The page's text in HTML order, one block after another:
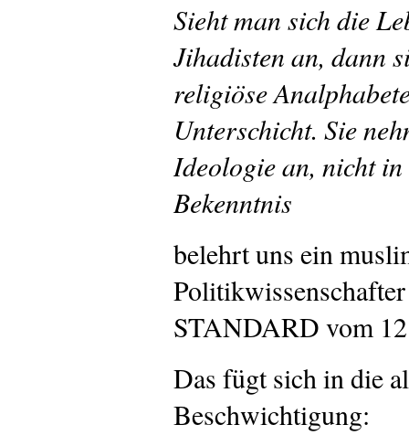
Sieht man sich die
Jihadisten an, dann
religiöse
Unterschicht. Sie
Ideologie an, nicht
Bekenntnis
belehrt uns ein
STANDARD vom
Das fügt sich in die
Beschwichtigung: